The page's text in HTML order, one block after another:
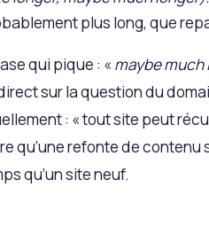
plus long, que
qui pique : « maybe much
sur la question du
: « tout site peut
qu’une refonte de
qu’un site neuf.